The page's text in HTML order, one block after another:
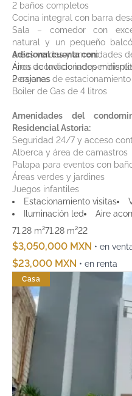
2 baños completos
Cocina integral con barra
Sala – comedor con
natural y un pequeño
áreas verdes y amenidades
Área de lavado independiente
2 cajones de
Adicional cuenta con:
Aires acondicionados minisplit
Persianas
Boiler de Gas de 4 litros
Amenidades del
Residencial Astoria:
Seguridad 24/7 y acceso
Alberca y área de camastros
Palapa para eventos con
Áreas verdes y jardines
Juegos infantiles
Excelente conectividad a
plazas comerciales y
Cancún
Estacionamiento visitas
Iluminación led
Aire
71.28 m²71.28 m²22
$3,050,000 MXN • en
$23,000 MXN • en renta
Casa